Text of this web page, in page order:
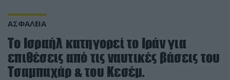
ΑΣΦΑΛΕΙΑ
Το Ισραήλ κατηγορεί το Ιράν για
επιθέσεις από τις ναυτικές βάσεις του
Τσαμπαχάρ & του Κεσέμ.